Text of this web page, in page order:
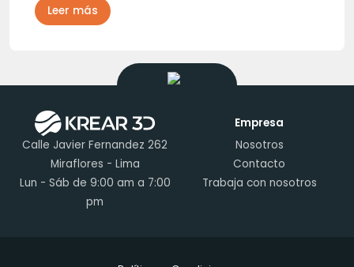
Leer más
Calle Javier Fernandez 262
Miraflores - Lima
Lun - Sáb de 9:00 am a 7:00
pm
Empresa
Nosotros
Contacto
Trabaja con nosotros